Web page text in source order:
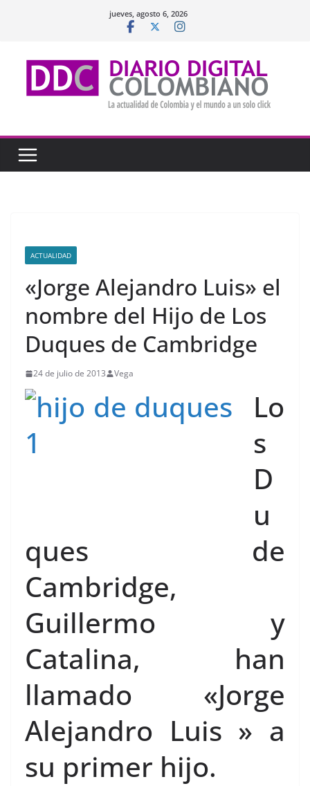
jueves, agosto 6, 2026
ACTUALIDAD
«Jorge Alejandro Luis» el
nombre del Hijo de Los
Duques de Cambridge
24 de julio de 2013 Vega
Lo
s
D
u
ques de
Cambridge,
Guillermo y
Catalina, han
llamado «Jorge
Alejandro Luis » a
su primer hijo.